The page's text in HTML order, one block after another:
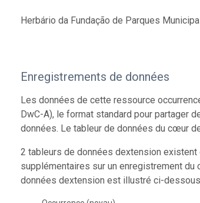
Herbário da Fundação de Parques
Enregistrements de données
Les données de cette ressource
DwC-A), le format standard pour partager
données. Le tableur de données du cœur
2 tableurs de données dextension
supplémentaires sur un enregistrement
données dextension est illustré ci-